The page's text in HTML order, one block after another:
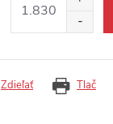
Tlač
Zdieľať